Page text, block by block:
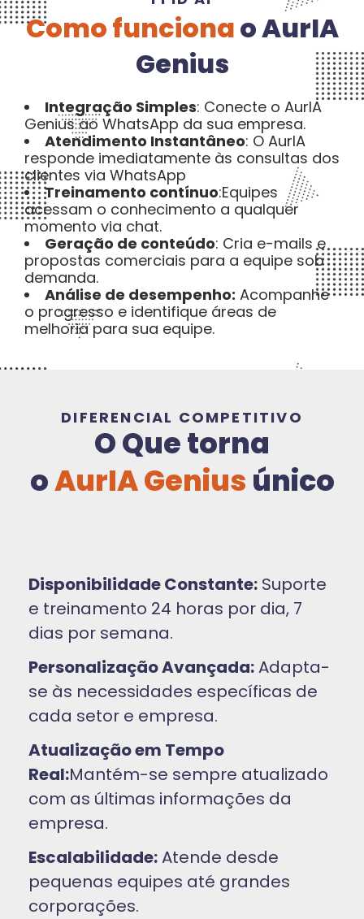
Como funcionao AurIA
Genius
Integração Simples: Conecte o AurIA
Genius ao WhatsApp da sua empresa.
Atendimento Instantâneo: O AurIA
responde imediatamente às consultas dos
clientes via WhatsApp
Treinamento contínuo:Equipes
acessam o conhecimento a qualquer
momento via chat.
Geração de conteúdo: Cria e-mails e
propostas comerciais para a equipe sob
demanda.
Análise de desempenho: Acompanhe
o progresso e identifique áreas de
melhoria para sua equipe.
DIFERENCIAL COMPETITIVO
O Que torna
oAurIA Genius único
Disponibilidade Constante: Suporte
e treinamento 24 horas por dia, 7
dias por semana.
Personalização Avançada:Adapta-
se às necessidades específicas de
cada setor e empresa.
Atualização em Tempo
Real:Mantém-se sempre atualizado
com as últimas informações da
empresa.
Escalabilidade:Atende desde
pequenas equipes até grandes
corporações.